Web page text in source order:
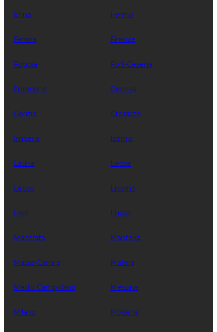
Enna Fermo
Ferrara Firenze
Foggia Forli-Cesena
Frosinone Genova
Gorizia Grosseto
Imperia Isernia
Latina Lecce
Lecco Livorno
Lodi Lucca
Macerata Mantova
Massa-Carrara Matera
Medio Campidano Messina
Milano Modena